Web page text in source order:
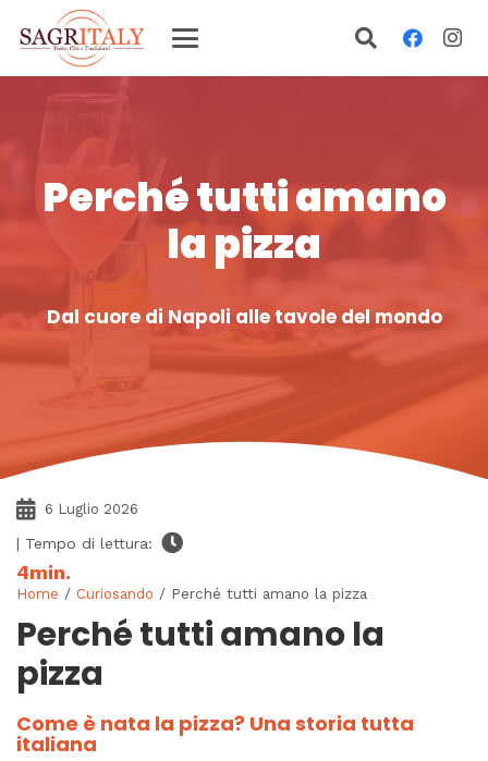
Perché tutti amano
la pizza
Dal cuore di Napoli alle tavole del mondo
6 Luglio 2026
| Tempo di lettura:
4min.
Home / Curiosando / Perché tutti amano la pizza
Perché tutti amano la
pizza
Come è nata la pizza? Una storia tutta
italiana